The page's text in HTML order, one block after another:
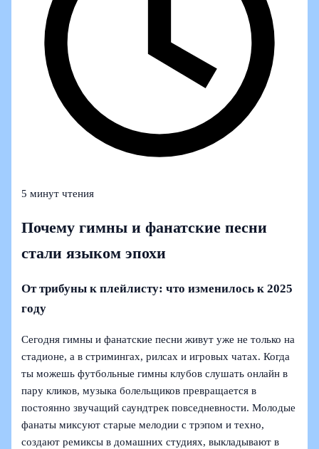
5 минут чтения
Почему гимны и фанатские песни
стали языком эпохи
От трибуны к плейлисту: что изменилось к 2025
году
Сегодня гимны и фанатские песни живут уже не только на
стадионе, а в стримингах, рилсах и игровых чатах. Когда
ты можешь футбольные гимны клубов слушать онлайн в
пару кликов, музыка болельщиков превращается в
постоянно звучащий саундтрек повседневности. Молодые
фанаты миксуют старые мелодии с трэпом и техно,
создают ремиксы в домашних студиях, выкладывают в